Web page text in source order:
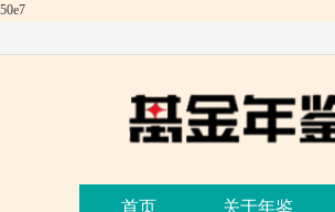
50e7
首页 关于年鉴